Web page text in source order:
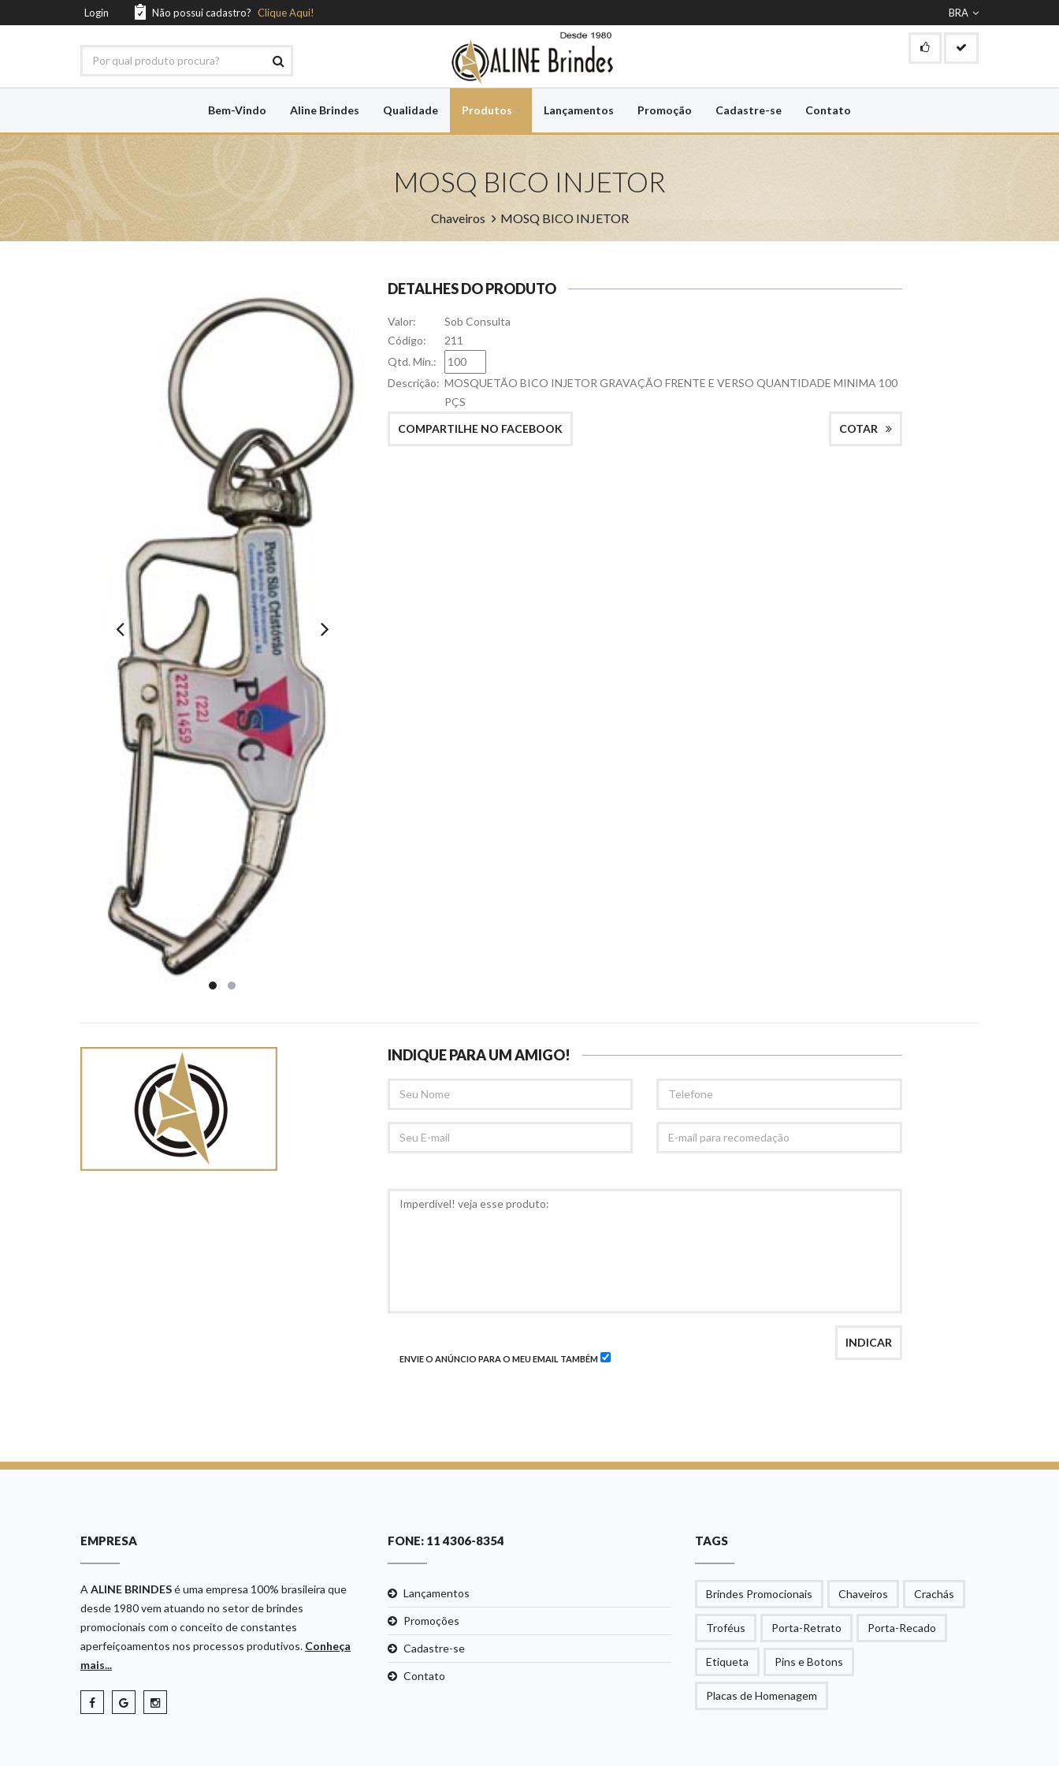
Login Não possui cadastro? Clique Aqui! BRA
Bem-Vindo Aline Brindes Qualidade Produtos Lançamentos Promoção Cadastre-se Contato
MOSQ BICO INJETOR
Chaveiros MOSQ BICO INJETOR
DETALHES DO PRODUTO
Valor:
Sob Consulta
Código:
211
Qtd. Min.:
Descrição: MOSQUETÃO BICO INJETOR GRAVAÇÃO FRENTE E VERSO QUANTIDADE MINIMA 100
PÇS
COTAR
COMPARTILHE NO FACEBOOK
INDIQUE PARA UM AMIGO!
NOME
EMAIL
MAIL
ENVIE O ANÚNCIO PARA O MEU EMAIL TAMBÉM
INDICAR
EMPRESA
A ALINE BRINDESé uma empresa 100% brasileira que
desde 1980 vem atuando no setor de brindes
promocionais com o conceito de constantes
aperfeiçoamentos nos processos produtivos. Conheça
mais...
FONE: 11 4306-8354
Lançamentos
Promoções
Cadastre-se
Contato
TAGS
Brindes Promocionais Chaveiros Crachás
Troféus Porta-Retrato Porta-Recado
Etiqueta Pins e Botons
Placas de Homenagem